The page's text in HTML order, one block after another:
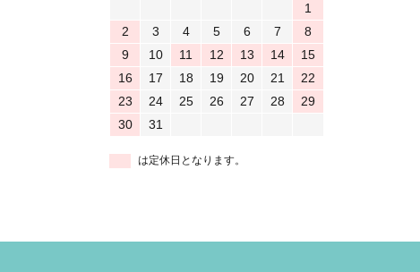
1
2
3 4 5 6 7
8
9
10 11 12 13 14
15
16
17 18 19 20 21
22
23
24 25 26 27 28
29
30
31
は定休日となります。